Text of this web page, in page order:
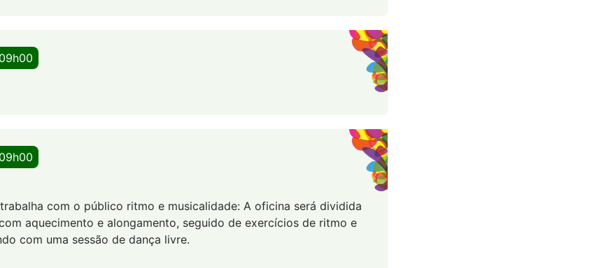
09h00
09h00
com o público ritmo e musicalidade: A oficina será dividida
aquecimento e alongamento, seguido de exercícios de ritmo e
com uma sessão de dança livre.